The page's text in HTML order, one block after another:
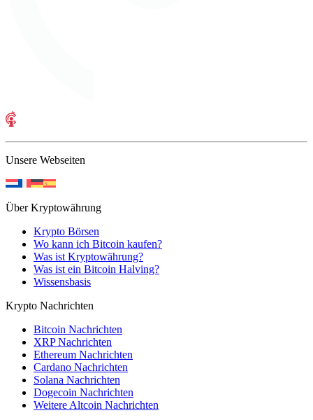
Unsere Webseiten
Über Kryptowährung
Krypto Börsen
Wo kann ich Bitcoin kaufen?
Was ist Kryptowährung?
Was ist ein Bitcoin Halving?
Wissensbasis
Krypto Nachrichten
Bitcoin Nachrichten
XRP Nachrichten
Ethereum Nachrichten
Cardano Nachrichten
Solana Nachrichten
Dogecoin Nachrichten
Weitere Altcoin Nachrichten